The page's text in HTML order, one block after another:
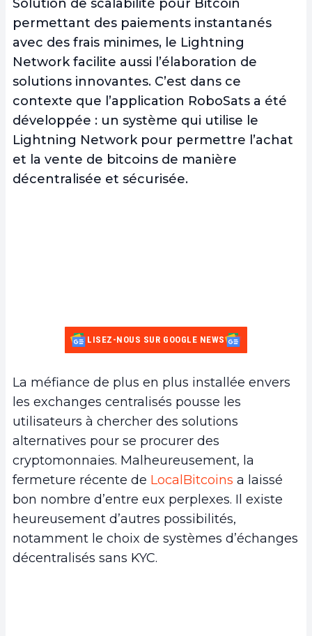
Solution de scalabilité pour Bitcoin
permettant des paiements instantanés
avec des frais minimes, le Lightning
Network facilite aussi l’élaboration de
solutions innovantes. C’est dans ce
contexte que l’application RoboSats a été
développée : un système qui utilise le
Lightning Network pour permettre l’achat
et la vente de bitcoins de manière
décentralisée et sécurisée.
LISEZ-NOUS SUR GOOGLE NEWS
La méfiance de plus en plus installée envers
les exchanges centralisés pousse les
utilisateurs à chercher des solutions
alternatives pour se procurer des
cryptomonnaies. Malheureusement, la
fermeture récente de LocalBitcoins a laissé
bon nombre d’entre eux perplexes. Il existe
heureusement d’autres possibilités,
notamment le choix de systèmes d’échanges
décentralisés sans KYC.